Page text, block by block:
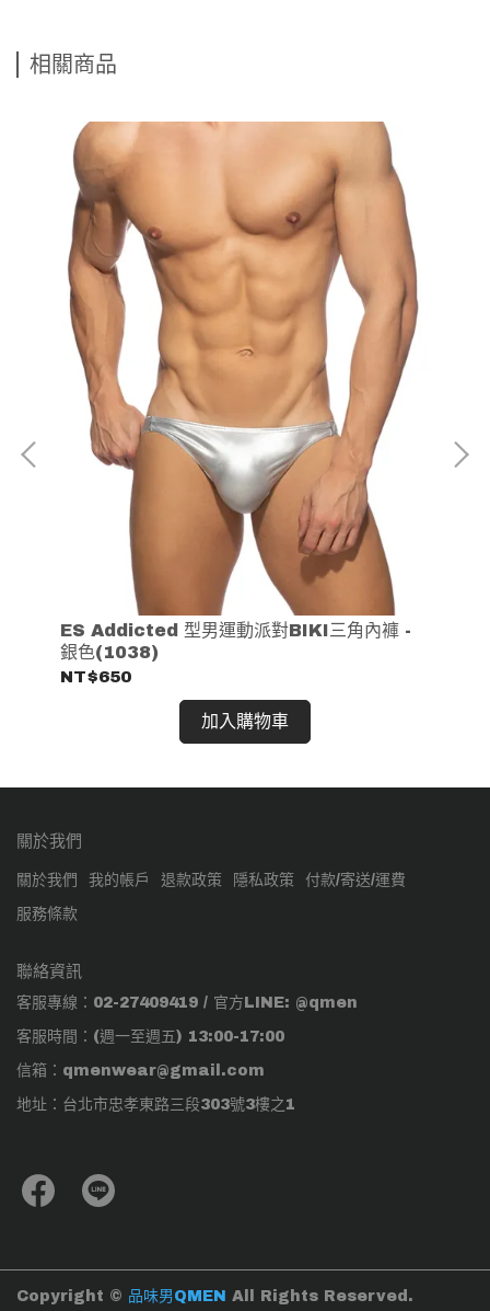
相關商品
ES Addicted 型男運動派對BIKI三角內褲 -
銀色(1038)
NT$650
加入購物車
關於我們
關於我們 我的帳戶 退款政策 隱私政策 付款/寄送/運費
服務條款
聯絡資訊
客服專線：02-27409419 / 官方LINE: @qmen
客服時間：(週一至週五) 13:00-17:00
信箱：qmenwear@gmail.com
地址：台北市忠孝東路三段303號3樓之1
Copyright © 品味男QMEN All Rights Reserved.